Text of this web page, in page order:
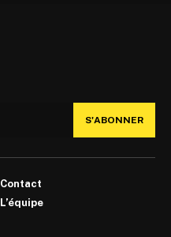
S'ABONNER
Contact
L’équipe